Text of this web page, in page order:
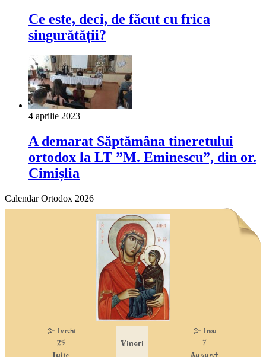
Ce este, deci, de făcut cu frica
singurătății?
4 aprilie 2023
A demarat Săptămâna tineretului
ortodox la LT ”M. Eminescu”, din or.
Cimișlia
Calendar Ortodox 2026